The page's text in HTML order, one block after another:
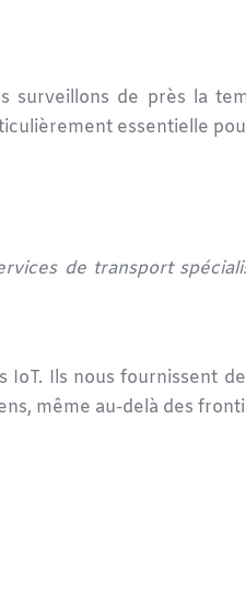
de près la
essentielle
de transport
Ils nous fournissent
même au-delà des